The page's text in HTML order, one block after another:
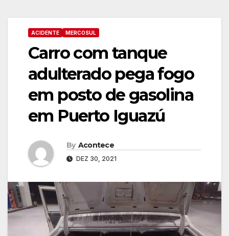
ACIDENTE MERCOSUL
Carro com tanque
adulterado pega fogo
em posto de gasolina
em Puerto Iguazú
By Acontece
DEZ 30, 2021